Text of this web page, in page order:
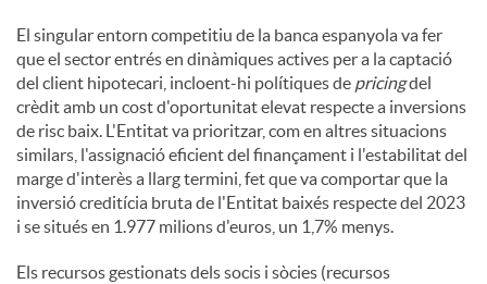
El singular entorn competitiu de la banca espanyola va fer
que el sector entrés en dinàmiques actives per a la captació
del client hipotecari, incloent-hi polítiques de pricingdel
crèdit amb un cost d'oportunitat elevat respecte a inversions
de risc baix. L'Entitat va prioritzar, com en altres situacions
similars, l'assignació eficient del finançament i l'estabilitat del
marge d'interès a llarg termini, fet que va comportar que la
inversió creditícia bruta de l'Entitat baixés respecte del 2023
i se situés en 1.977 milions d'euros, un 1,7% menys.
Els recursos gestionats dels socis i sòcies (recursos